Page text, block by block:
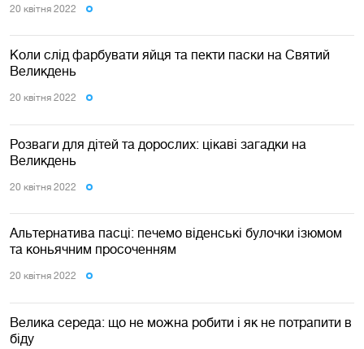
20 квiтня 2022
Коли слід фарбувати яйця та пекти паски на Святий
Великдень
20 квiтня 2022
Розваги для дітей та дорослих: цікаві загадки на
Великдень
20 квiтня 2022
Альтернатива пасці: печемо віденські булочки ізюмом
та коньячним просоченням
20 квiтня 2022
Велика середа: що не можна робити і як не потрапити в
біду